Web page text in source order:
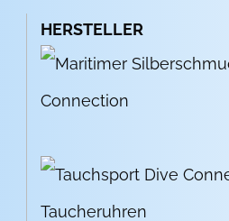
HERSTELLER